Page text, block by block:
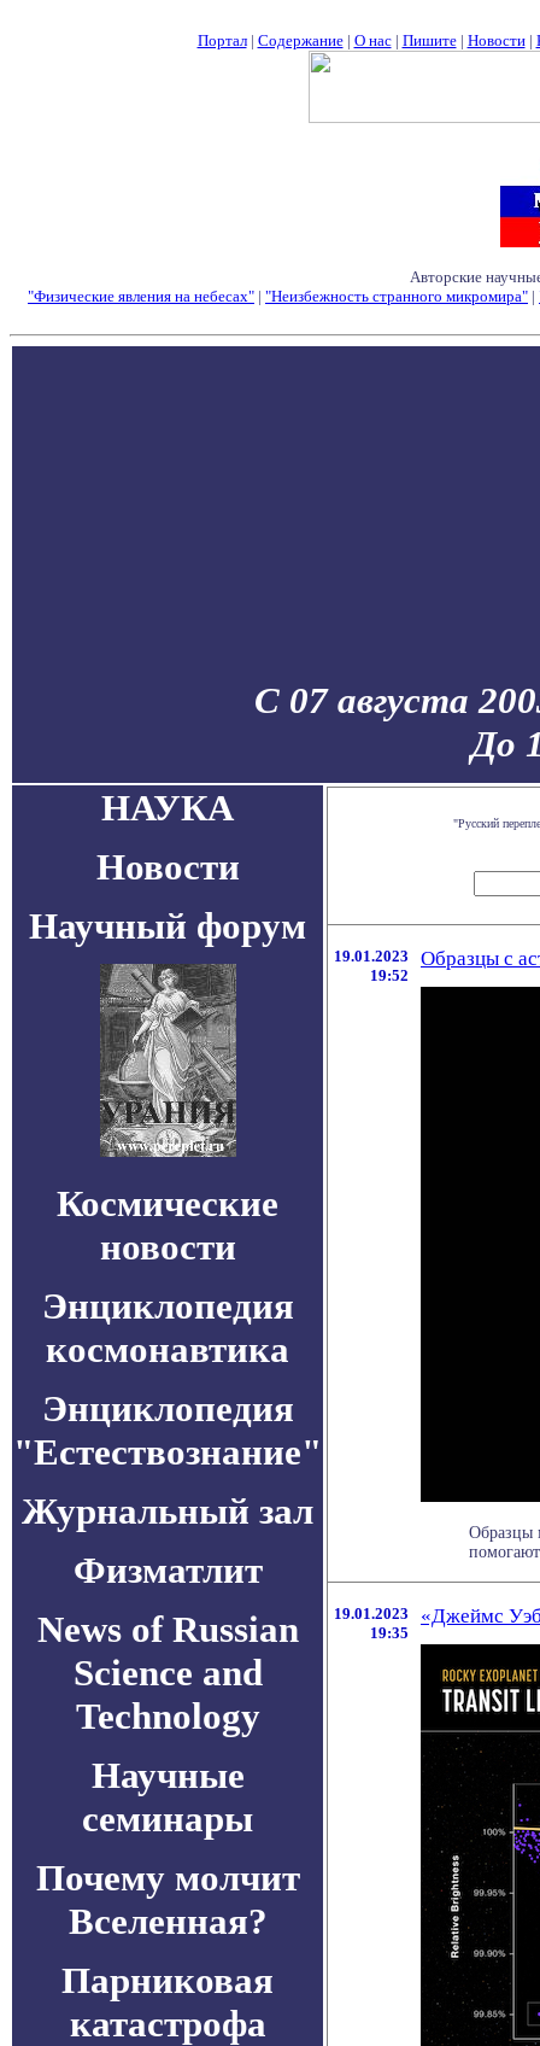
Портал| Содержание| О нас| Пишите| Новости|
Авторские
"Физические явления на небесах" | "Неизбежность странного микромира" |
С 07 августа
До
НАУКА
Новости
Научный форум
Космические
новости
Энциклопедия
космонавтика
Энциклопедия
"Естествознание"
Журнальный зал
Физматлит
News of Russian
Science and
Technology
Научные
семинары
Почему молчит
Вселенная?
Парниковая
катастрофа
"Русский
19.01.2023
19:52
Образцы с
Образцы
19.01.2023
19:35
«Джеймс